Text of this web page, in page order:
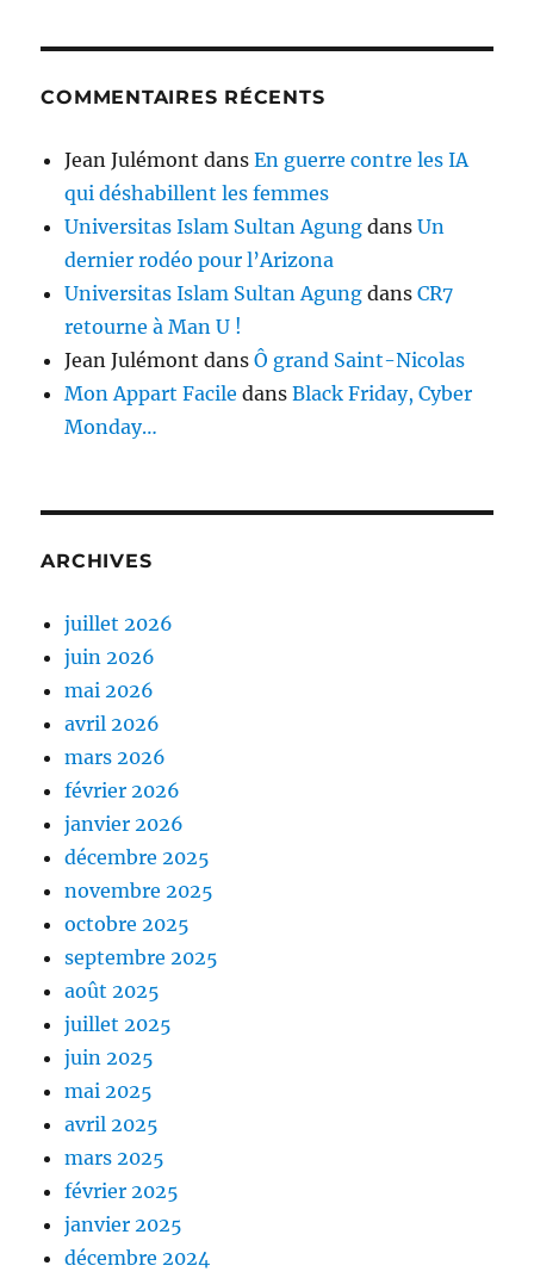
COMMENTAIRES RÉCENTS
Jean Julémont dansEn guerre contre les IA
qui déshabillent les femmes
Universitas Islam Sultan Agung dansUn
dernier rodéo pour l’Arizona
Universitas Islam Sultan Agung dansCR7
retourne à Man U !
Jean Julémont dansÔ grand Saint-Nicolas
Mon Appart Facile dansBlack Friday, Cyber
Monday…
ARCHIVES
juillet 2026
juin 2026
mai 2026
avril 2026
mars 2026
février 2026
janvier 2026
décembre 2025
novembre 2025
octobre 2025
septembre 2025
août 2025
juillet 2025
juin 2025
mai 2025
avril 2025
mars 2025
février 2025
janvier 2025
décembre 2024